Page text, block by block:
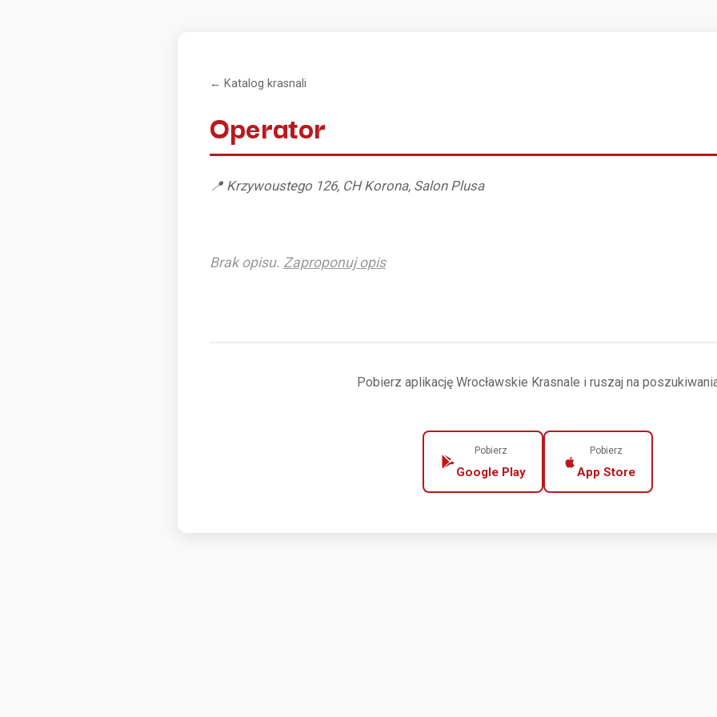
← Katalog krasnali
Operator
📍 Krzywoustego 126, CH Korona, Salon Plusa
Brak opisu. Zaproponuj opis
Pobierz aplikację Wrocławskie Krasnale i ruszaj na
Pobierz
Google Play
Pobierz
App Store